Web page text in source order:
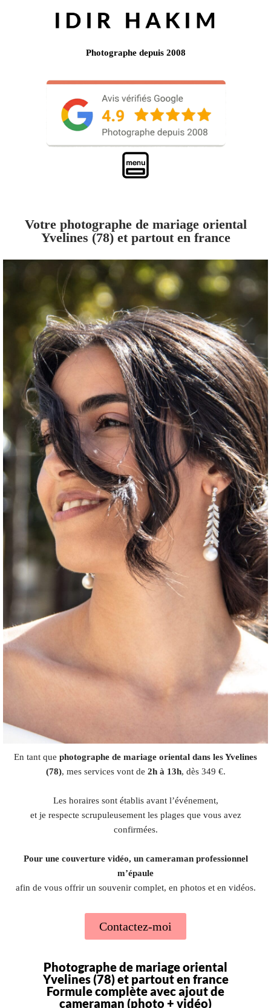
Photographe depuis 2008
Votre photographe de mariage oriental
Yvelines (78) et partout en france
En tant que photographe de mariage oriental dans les Yvelines
(78), mes services vont de 2h à 13h, dès 349 €.
Les horaires sont établis avant l’événement,
et je respecte scrupuleusement les plages que vous avez
confirmées.
Pour une couverture vidéo, un cameraman professionnel
m’épaule
afin de vous offrir un souvenir complet, en photos et en vidéos.
Contactez-moi
Photographe de mariage oriental
Yvelines (78) et partout en france
Formule complète avec ajout de
cameraman (photo + vidéo)